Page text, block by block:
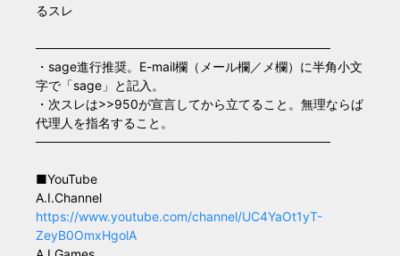
るスレ
─────────────────────────────────
・sage進行推奨。E-mail欄（メール欄／メ欄）に半角小文
字で「sage」と記入。
・次スレは>>950が宣言してから立てること。無理ならば
代理人を指名すること。
─────────────────────────────────
■YouTube
A.I.Channel
https://www.youtube.com/channel/UC4YaOt1yT-
ZeyB0OmxHgolA